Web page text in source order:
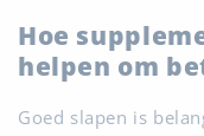
Hoe
helpen om
Goed slapen is